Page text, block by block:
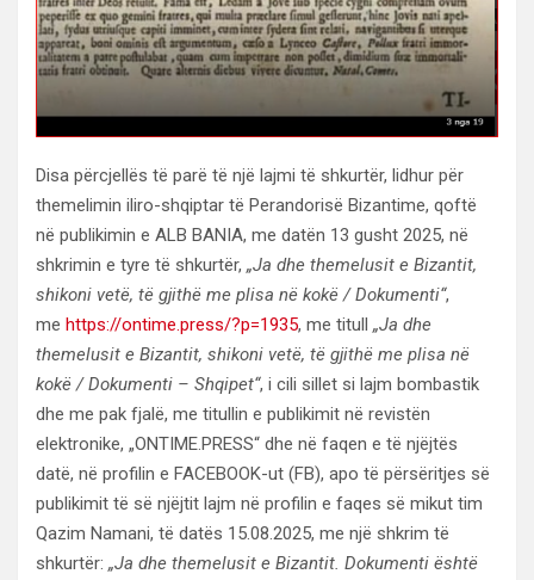
Disa përcjellës të parë të një lajmi të shkurtër, lidhur për
themelimin iliro-shqiptar të Perandorisë Bizantime, qoftë
në publikimin e ALB BANIA, me datën 13 gusht 2025, në
shkrimin e tyre të shkurtër, „Ja dhe themelusit e Bizantit,
shikoni vetë, të gjithë me plisa në kokë / Dokumenti“,
me https://ontime.press/?p=1935, me titull „Ja dhe
themelusit e Bizantit, shikoni vetë, të gjithë me plisa në
kokë / Dokumenti – Shqipet“, i cili sillet si lajm bombastik
dhe me pak fjalë, me titullin e publikimit në revistën
elektronike, „ONTIME.PRESS“ dhe në faqen e të njëjtës
datë, në profilin e FACEBOOK-ut (FB), apo të përsëritjes së
publikimit të së njëjtit lajm në profilin e faqes së mikut tim
Qazim Namani, të datës 15.08.2025, me një shkrim të
shkurtër: „Ja dhe themelusit e Bizantit. Dokumenti është